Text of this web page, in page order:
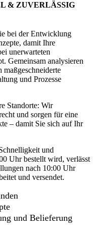
& ZUVERLÄSSIG
bei der Entwicklung
damit Ihre
unerwarteten
Gemeinsam analysieren
und Prozesse
Standorte: Wir
und sorgen für eine
– damit Sie sich auf Ihr
und
Uhr bestellt wird, verlässt
nach 10:00 Uhr
und versendet.
und Belieferung